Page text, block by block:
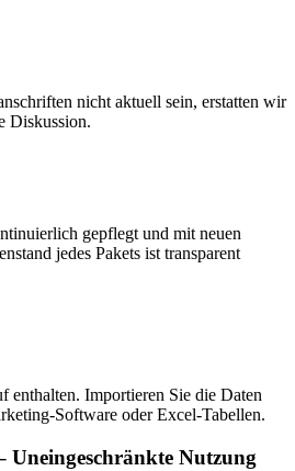
nicht aktuell sein, erstatten wir
Diskussion.
gepflegt und mit neuen
jedes Pakets ist transparent
enthalten. Importieren Sie die Daten
Software oder Excel-Tabellen.
Uneingeschränkte Nutzung